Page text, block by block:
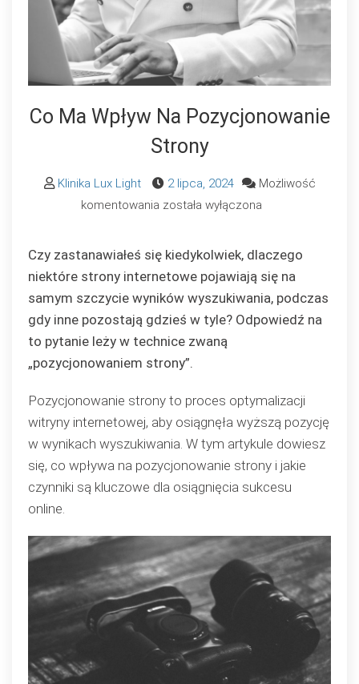
Co Ma Wpływ Na Pozycjonowanie
Strony
Klinika Lux Light 2 lipca, 2024
Możliwość
komentowania Co
Wpływ
Pozycjonowanie
Strony
została wyłączona
Czy zastanawiałeś się kiedykolwiek, dlaczego
niektóre strony internetowe pojawiają się na
samym szczycie wyników wyszukiwania, podczas
gdy inne pozostają gdzieś w tyle? Odpowiedź na
to pytanie leży w technice zwaną
„pozycjonowaniem strony”.
Pozycjonowanie strony to proces optymalizacji
witryny internetowej, aby osiągnęła wyższą pozycję
w wynikach wyszukiwania. W tym artykule dowiesz
się, co wpływa na pozycjonowanie strony i jakie
czynniki są kluczowe dla osiągnięcia sukcesu
online.